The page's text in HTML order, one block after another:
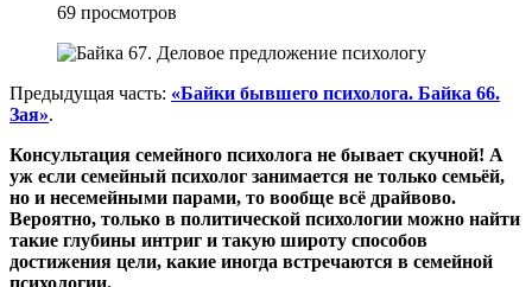
69 просмотров
Предыдущая часть: «Байки бывшего психолога. Байка 66.
Зая».
Консультация семейного психолога не бывает скучной! А
уж если семейный психолог занимается не только семьёй,
но и несемейными парами, то вообще всё драйвово.
Вероятно, только в политической психологии можно найти
такие глубины интриг и такую широту способов
достижения цели, какие иногда встречаются в семейной
психологии.